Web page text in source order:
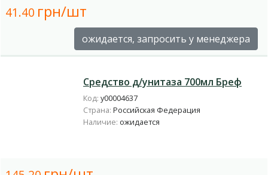
41.40 грн/шт
ожидается, запросить у менеджера
Средство д/унитаза 700мл Бреф
Код: у00004637
Страна: Российская Федерация
Наличие: ожидается